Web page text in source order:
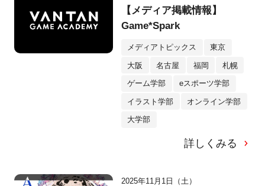
【メディア掲載情報】
Game*Spark
メディアトピックス 東京
大阪 名古屋 福岡 札幌
ゲーム学部 eスポーツ学部
イラスト学部 オンライン学部
大学部
詳しくみる
2025年11月1日（土）